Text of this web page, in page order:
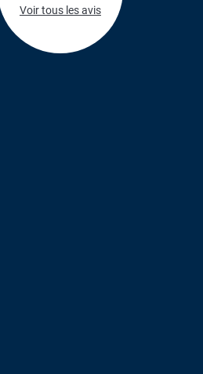
Voir tous les avis